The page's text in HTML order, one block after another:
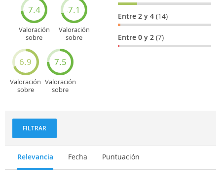
7.4
Valoración
sobre
7.1
Valoración
sobre
turísticos
6.9
Valoración
sobre
7.5
Valoración
sobre
Entre 2 y 4(14)
Entre 0 y 2(7)
FILTRAR
Relevancia Fecha Puntuación